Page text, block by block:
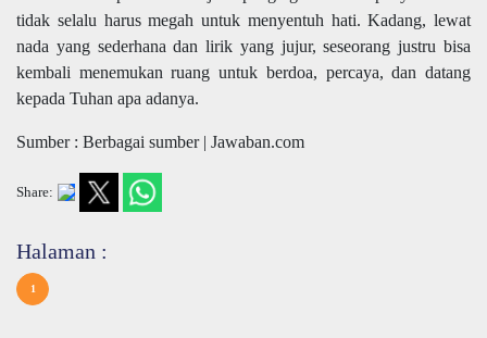
tidak selalu harus megah untuk menyentuh hati. Kadang, lewat
nada yang sederhana dan lirik yang jujur, seseorang justru bisa
kembali menemukan ruang untuk berdoa, percaya, dan datang
kepada Tuhan apa adanya.
Sumber : Berbagai sumber | Jawaban.com
Share:
Halaman :
1